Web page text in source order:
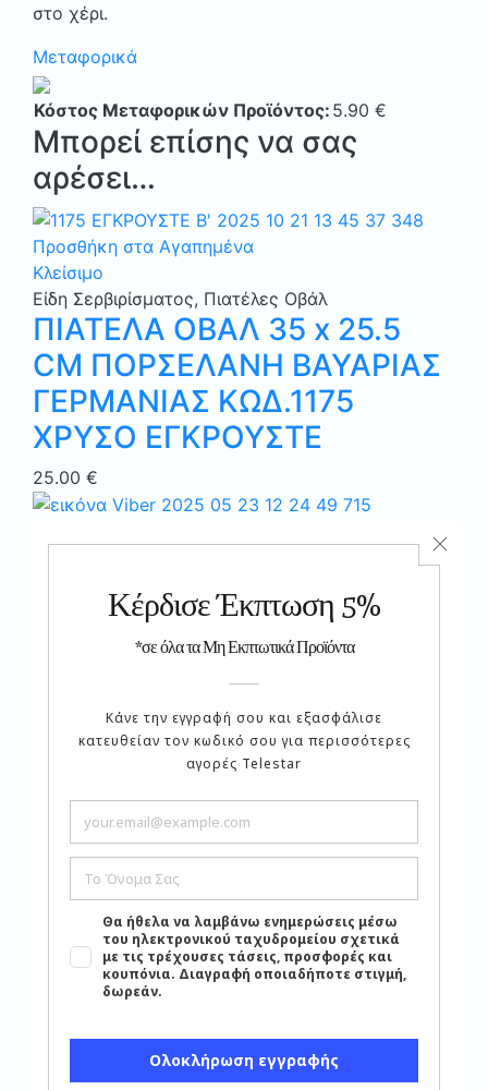
στο χέρι.
Μεταφορικά
Κόστος Μεταφορικών Προϊόντος: 5.90 €
Μπορεί επίσης να σας
αρέσει…
Προσθήκη στα Αγαπημένα
Κλείσιμο
Είδη Σερβιρίσματος, Πιατέλες Οβάλ
ΠΙΑΤΕΛΑ ΟΒΑΛ 35 x 25.5
CM ΠΟΡΣΕΛΑΝΗ ΒΑΥΑΡΙΑΣ
ΓΕΡΜΑΝΙΑΣ ΚΩΔ.1175
ΧΡΥΣΟ ΕΓΚΡΟΥΣΤΕ
25.00 €
τεμαχίων
ΣΕΤ ΤΣΑΓΙΟΥ 6 ΤΕΜ.
ΠΟΡΣΕΛΑΝΗ ΒΑΥΑΡΙΑΣ
ΓΕΡΜΑΝΙΑΣ ΚΩΔ.1175
PLATIN
Προσθήκη στα Αγαπημένα
Κλείσιμο
Είδη Σερβιρίσματος,Πιατέλες Στρογγυλές
ΠΙΑΤΕΛΑ ΣΤΡΟΓΓΥΛΗ ΜΕ
ΔΙΑΜΕΤΡΟ 30 CM
ΠΟΡΣΕΛΑΝΗ ΒΑΥΑΡΙΑΣ
ΓΕΡΜΑΝΙΑΣ ΚΩΔ.1175
ΧΡΥΣΟ ΕΓΚΡΟΥΣΤΕ